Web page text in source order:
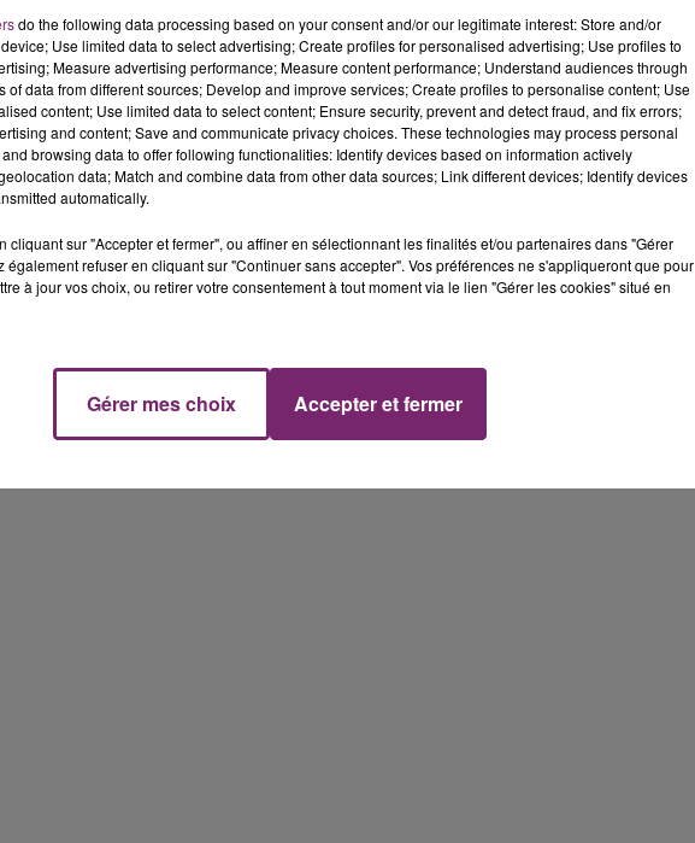
de la communication nutritionnelle.
compte des engagements contractuels.
en participant aux commissions de menu.
relations commerciales.
appliquée option diététique.
métier.
en région (1 fois par semaine).
et de la législation en vigueur.
dès à présent sur les sitesrecrutement.dupont-
do the following data processing based on your consent and/or our legitimate interest: Store and/or
Use limited data to select advertising; Create profiles for personalised advertising; Use profiles to
Measure advertising performance; Measure content performance; Understand audiences through
of data from different sources; Develop and improve services; Create profiles to personalise content; Use
content; Use limited data to select content; Ensure security, prevent and detect fraud, and fix errors;
and content; Save and communicate privacy choices. These technologies may process personal
browsing data to offer following functionalities: Identify devices based on information actively
data; Match and combine data from other data sources; Link different devices; Identify devices
automatically.
cliquant sur "Accepter et fermer", ou affiner en sélectionnant les finalités et/ou partenaires dans "Gérer
également refuser en cliquant sur "Continuer sans accepter". Vos préférences ne s'appliqueront que pour
à jour vos choix, ou retirer votre consentement à tout moment via le lien "Gérer les cookies" situé en
Gérer mes choix Accepter et fermer